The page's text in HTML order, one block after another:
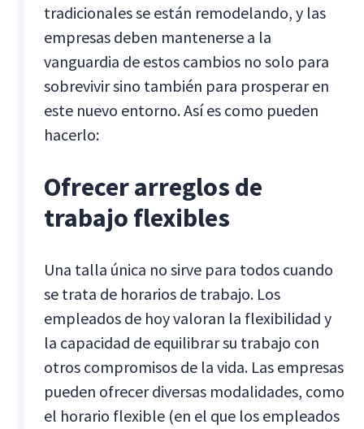
tradicionales se están remodelando, y las
empresas deben mantenerse a la
vanguardia de estos cambios no solo para
sobrevivir sino también para prosperar en
este nuevo entorno. Así es como pueden
hacerlo:
Ofrecer arreglos de
trabajo flexibles
Una talla única no sirve para todos cuando
se trata de horarios de trabajo. Los
empleados de hoy valoran la flexibilidad y
la capacidad de equilibrar su trabajo con
otros compromisos de la vida. Las empresas
pueden ofrecer diversas modalidades, como
el horario flexible (en el que los empleados